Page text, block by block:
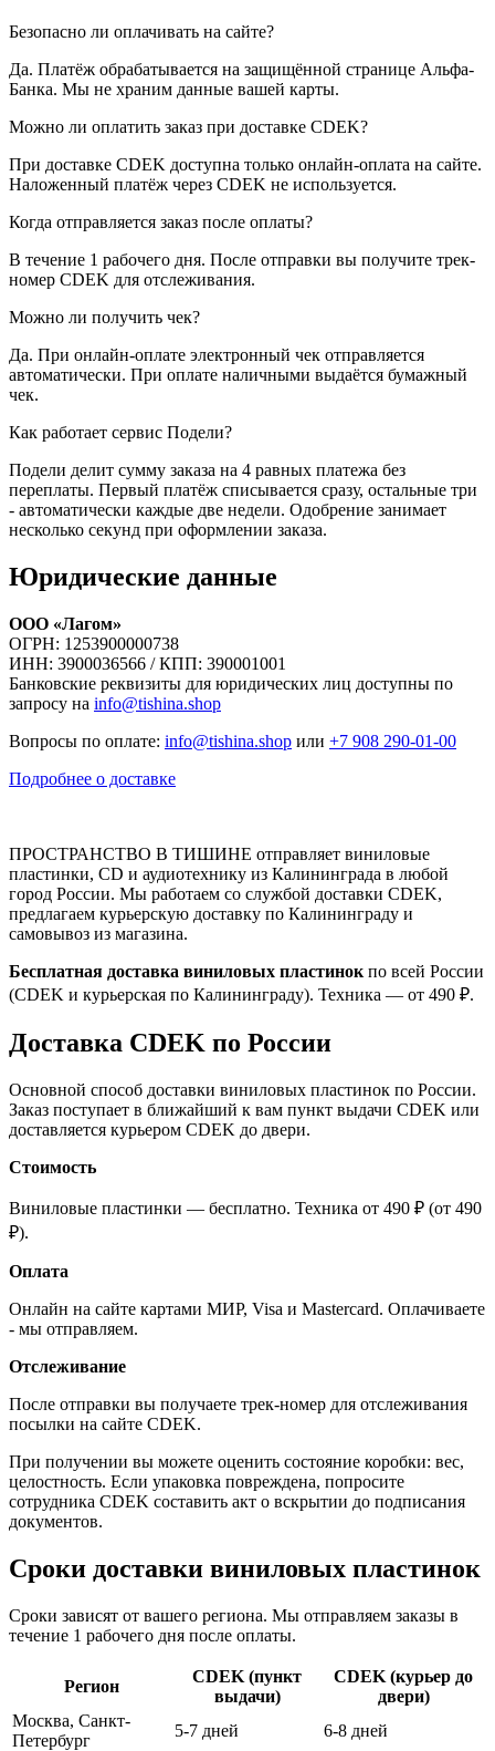
Безопасно ли оплачивать на сайте?
Да. Платёж обрабатывается на защищённой странице Альфа-
Банка. Мы не храним данные вашей карты.
Можно ли оплатить заказ при доставке CDEK?
При доставке CDEK доступна только онлайн-оплата на сайте.
Наложенный платёж через CDEK не используется.
Когда отправляется заказ после оплаты?
В течение 1 рабочего дня. После отправки вы получите трек-
номер CDEK для отслеживания.
Можно ли получить чек?
Да. При онлайн-оплате электронный чек отправляется
автоматически. При оплате наличными выдаётся бумажный
чек.
Как работает сервис Подели?
Подели делит сумму заказа на 4 равных платежа без
переплаты. Первый платёж списывается сразу, остальные три
- автоматически каждые две недели. Одобрение занимает
несколько секунд при оформлении заказа.
Юридические данные
ООО «Лагом»
ОГРН: 1253900000738
ИНН: 3900036566 / КПП: 390001001
Банковские реквизиты для юридических лиц доступны по
запросу на info@tishina.shop
Вопросы по оплате: info@tishina.shop или +7 908 290-01-00
Подробнее о доставке
ПРОСТРАНСТВО В ТИШИНЕ отправляет виниловые
пластинки, CD и аудиотехнику из Калининграда в любой
город России. Мы работаем со службой доставки CDEK,
предлагаем курьерскую доставку по Калининграду и
самовывоз из магазина.
Бесплатная доставка виниловых пластинок по всей России
(CDEK и курьерская по Калининграду). Техника — от 490 ₽.
Доставка CDEK по России
Основной способ доставки виниловых пластинок по России.
Заказ поступает в ближайший к вам пункт выдачи CDEK или
доставляется курьером CDEK до двери.
Стоимость
Виниловые пластинки — бесплатно. Техника от 490 ₽ (от 490
₽).
Оплата
Онлайн на сайте картами МИР, Visa и Mastercard. Оплачиваете
- мы отправляем.
Отслеживание
После отправки вы получаете трек-номер для отслеживания
посылки на сайте CDEK.
При получении вы можете оценить состояние коробки: вес,
целостность. Если упаковка повреждена, попросите
сотрудника CDEK составить акт о вскрытии до подписания
документов.
Сроки доставки виниловых пластинок
Сроки зависят от вашего региона. Мы отправляем заказы в
течение 1 рабочего дня после оплаты.
Регион
CDEK (пункт
выдачи)
CDEK (курьер до
двери)
Москва, Санкт-
Петербург
5-7 дней
6-8 дней